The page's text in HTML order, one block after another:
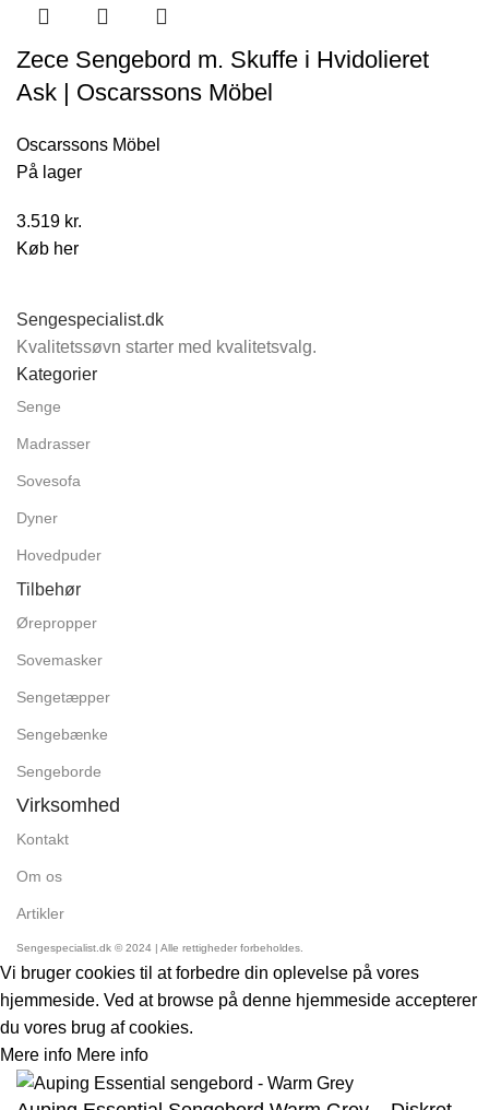
Zece Sengebord m. Skuffe i Hvidolieret
Ask | Oscarssons Möbel
Oscarssons Möbel
På lager
3.519 kr.
Køb her
Sengespecialist.dk
Kvalitetssøvn starter med kvalitetsvalg.
Kategorier
Senge
Madrasser
Sovesofa
Dyner
Hovedpuder
Tilbehør
Ørepropper
Sovemasker
Sengetæpper
Sengebænke
Sengeborde
Virksomhed
Kontakt
Om os
Artikler
Sengespecialist.dk © 2024 | Alle rettigheder forbeholdes.
Vi bruger cookies til at forbedre din oplevelse på vores
hjemmeside. Ved at browse på denne hjemmeside accepterer
du vores brug af cookies.
Mere info Mere info